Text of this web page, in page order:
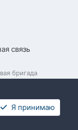
связь
бригада
Я принимаю